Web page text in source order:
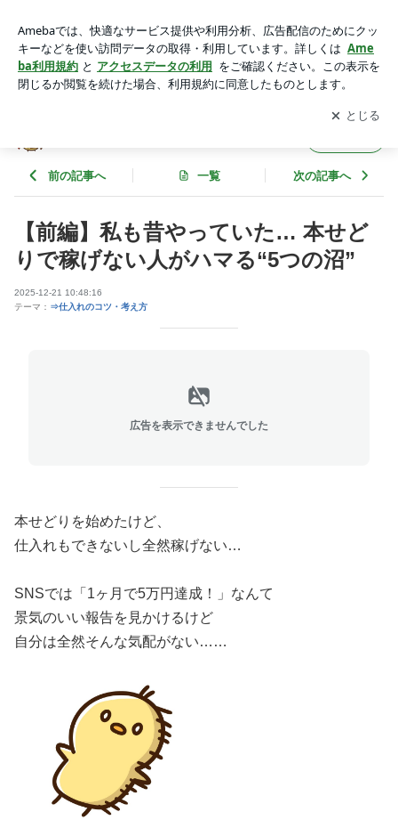
る“5つの沼” | 本を売って暮らしにプラス実践中
アプリをダウンロードして ブログの更新通知
を受け取りまし
ょう。
開く
前の記事へ 一覧 次の記事へ
【前編】私も昔やっていた… 本せど
りで稼げない人がハマる“5つの沼”
2025-12-21 10:48:16
テーマ： ⇒仕入れのコツ・考え方
広告を表示できませんでした
本せどりを始めたけど、
仕入れもできないし全然稼げない…
SNSでは「1ヶ月で5万円達成！」なんて
景気のいい報告を見かけるけど
自分は全然そんな気配がない……